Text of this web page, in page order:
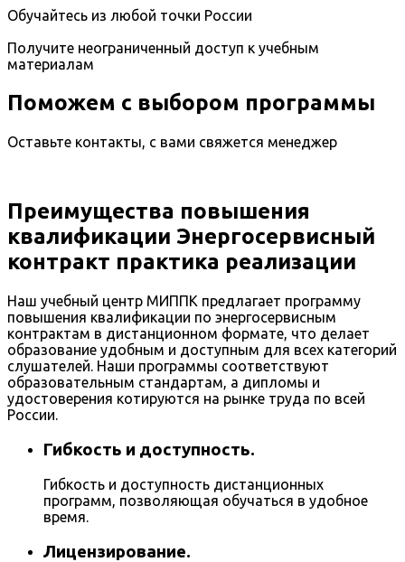
Обучайтесь из любой точки России
Получите неограниченный доступ к учебным
материалам
Поможем с выбором программы
Оставьте контакты, с вами свяжется менеджер
Преимущества повышения
квалификации Энергосервисный
контракт практика реализации
Наш учебный центр МИППК предлагает программу
повышения квалификации по энергосервисным
контрактам в дистанционном формате, что делает
образование удобным и доступным для всех категорий
слушателей. Наши программы соответствуют
образовательным стандартам, а дипломы и
удостоверения котируются на рынке труда по всей
России.
Гибкость и доступность.
Гибкость и доступность дистанционных
программ, позволяющая обучаться в удобное
время.
Лицензирование.